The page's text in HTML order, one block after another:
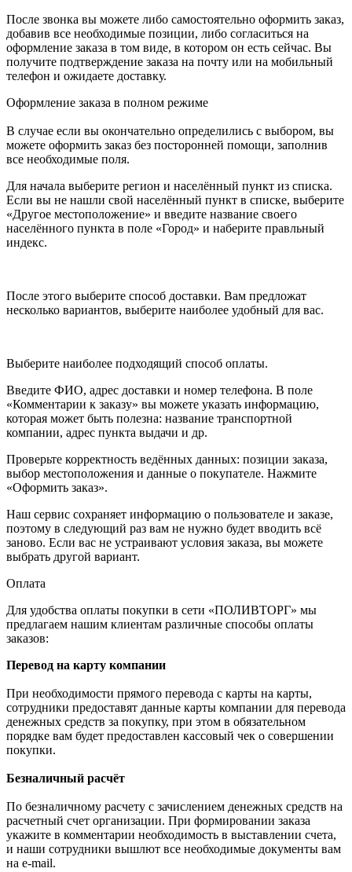
После звонка вы можете либо самостоятельно оформить заказ,
добавив все необходимые позиции, либо согласиться на
оформление заказа в том виде, в котором он есть сейчас. Вы
получите подтверждение заказа на почту или на мобильный
телефон и ожидаете доставку.
Оформление заказа в полном режиме
В случае если вы окончательно определились с выбором, вы
можете оформить заказ без посторонней помощи, заполнив
все необходимые поля.
Для начала выберите регион и населённый пункт из списка.
Если вы не нашли свой населённый пункт в списке, выберите
«Другое местоположение» и введите название своего
населённого пункта в поле «Город» и наберите правльный
индекс.
После этого выберите способ доставки. Вам предложат
несколько вариантов, выберите наиболее удобный для вас.
Выберите наиболее подходящий способ оплаты.
Введите ФИО, адрес доставки и номер телефона. В поле
«Комментарии к заказу» вы можете указать информацию,
которая может быть полезна: название транспортной
компании, адрес пункта выдачи и др.
Проверьте корректность ведённых данных: позиции заказа,
выбор местоположения и данные о покупателе. Нажмите
«Оформить заказ».
Наш сервис сохраняет информацию о пользователе и заказе,
поэтому в следующий раз вам не нужно будет вводить всё
заново. Если вас не устраивают условия заказа, вы можете
выбрать другой вариант.
Оплата
Для удобства оплаты покупки в сети «ПОЛИВТОРГ» мы
предлагаем нашим клиентам различные способы оплаты
заказов:
Перевод на карту компании
При необходимости прямого перевода с карты на карты,
сотрудники предоставят данные карты компании для перевода
денежных средств за покупку, при этом в обязательном
порядке вам будет предоставлен кассовый чек о совершении
покупки.
Безналичный расчёт
По безналичному расчету с зачислением денежных средств на
расчетный счет организации. При формировании заказа
укажите в комментарии необходимость в выставлении счета,
и наши сотрудники вышлют все необходимые документы вам
на e-mail.